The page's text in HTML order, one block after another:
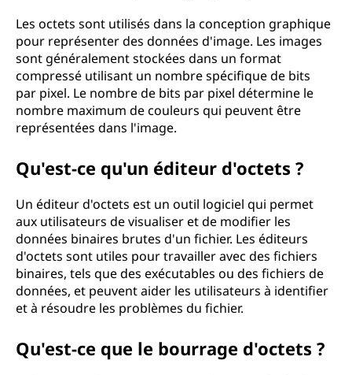
Les octets sont utilisés dans la conception graphique
pour représenter des données d'image. Les images
sont généralement stockées dans un format
compressé utilisant un nombre spécifique de bits
par pixel. Le nombre de bits par pixel détermine le
nombre maximum de couleurs qui peuvent être
représentées dans l'image.
Qu'est-ce qu'un éditeur d'octets ?
Un éditeur d'octets est un outil logiciel qui permet
aux utilisateurs de visualiser et de modifier les
données binaires brutes d'un fichier. Les éditeurs
d'octets sont utiles pour travailler avec des fichiers
binaires, tels que des exécutables ou des fichiers de
données, et peuvent aider les utilisateurs à identifier
et à résoudre les problèmes du fichier.
Qu'est-ce que le bourrage d'octets ?